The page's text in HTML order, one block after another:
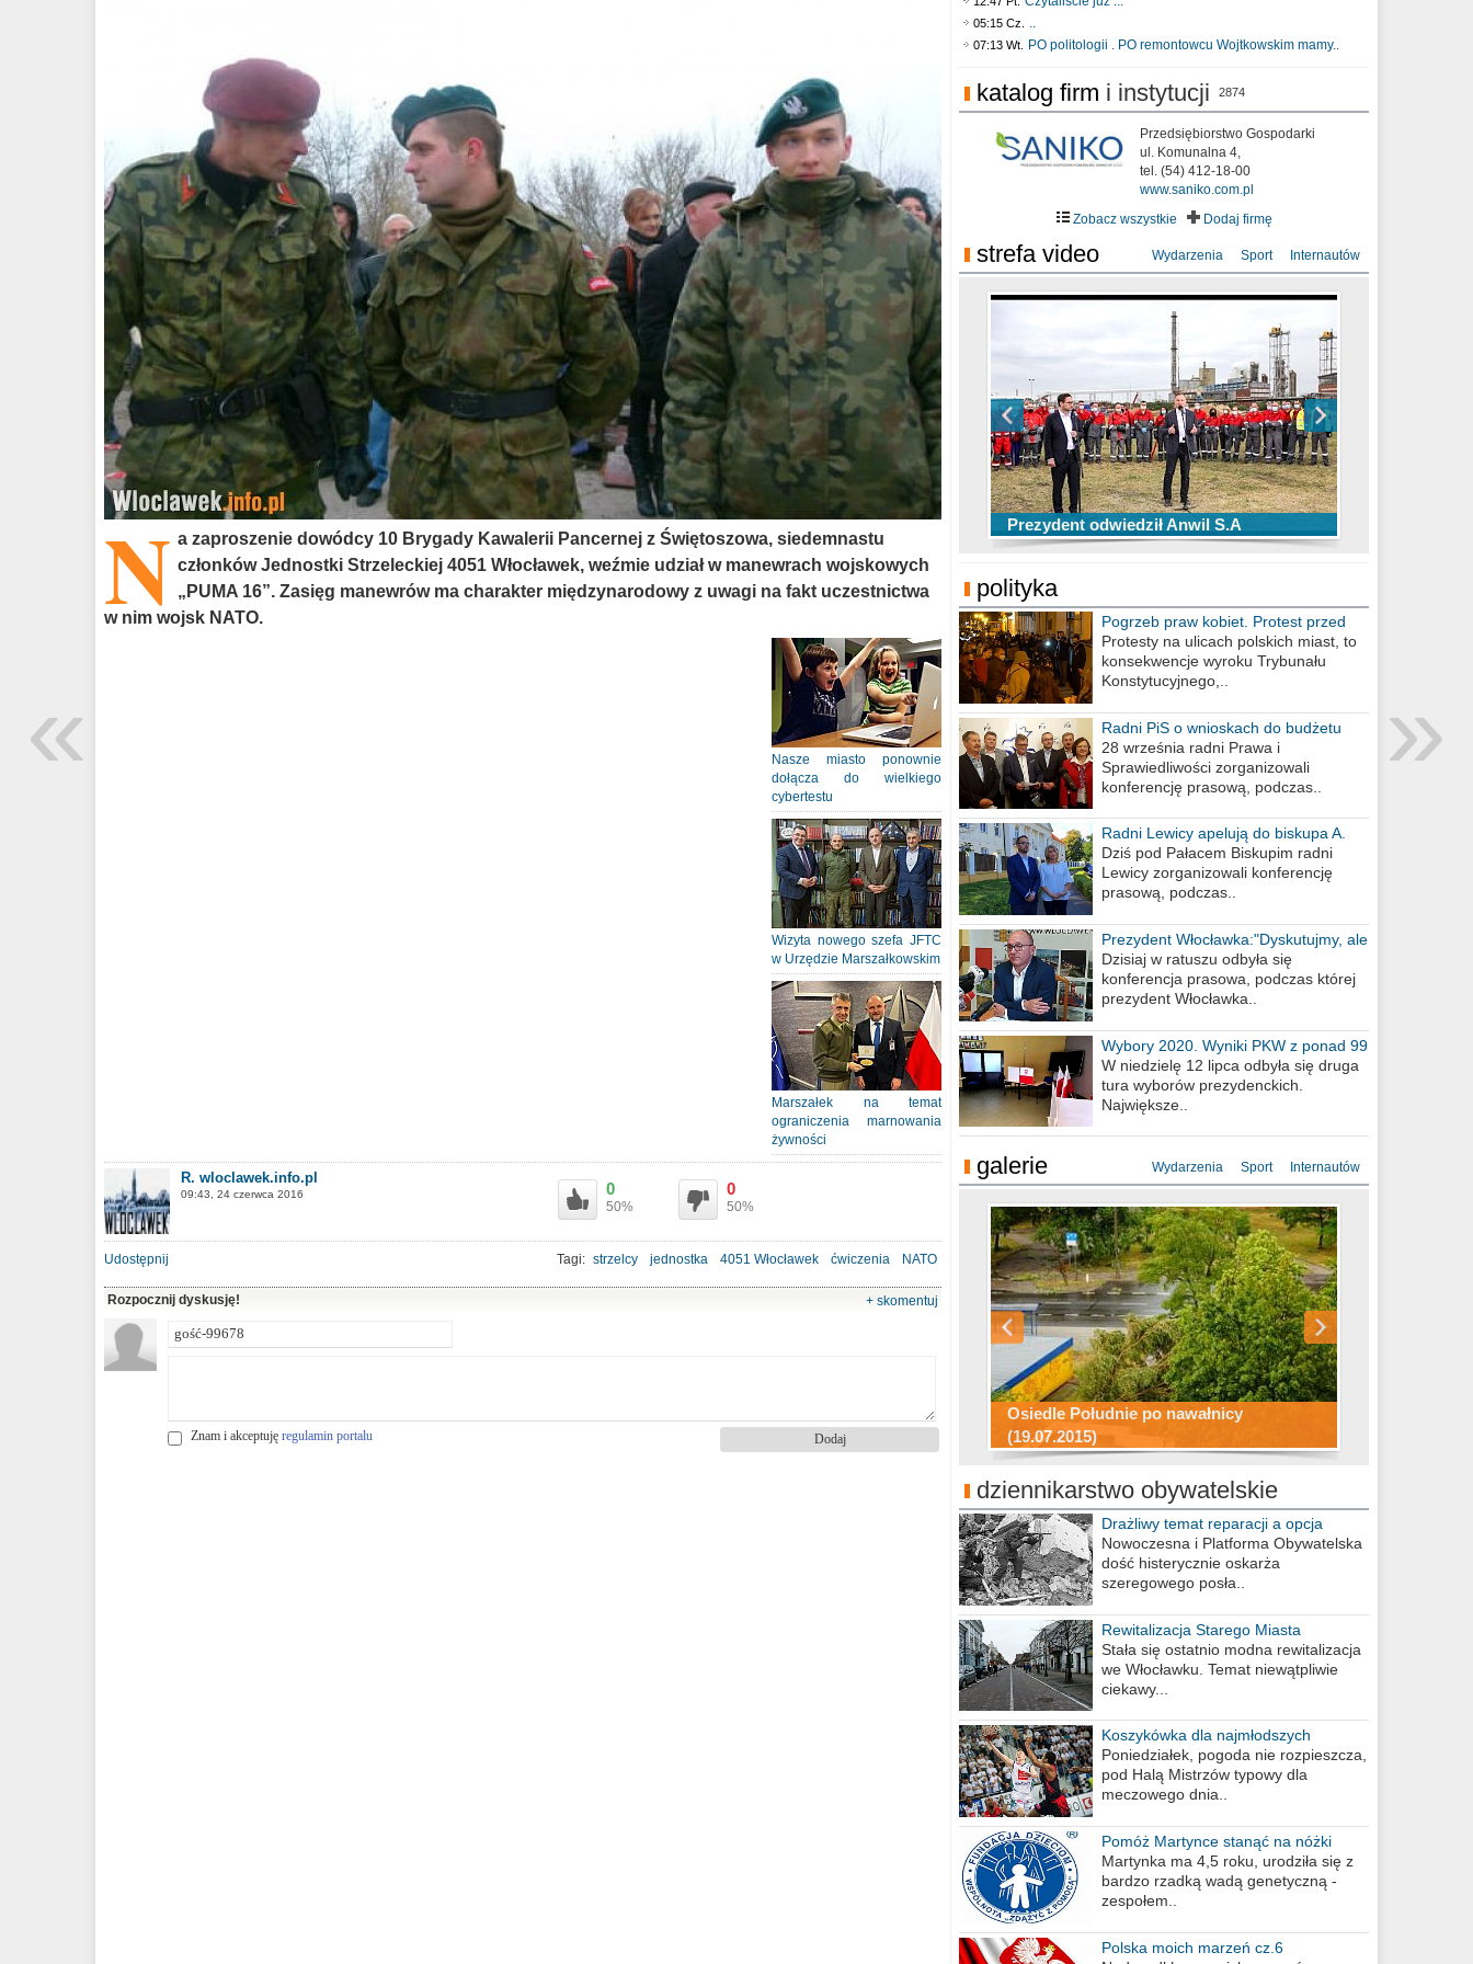
N a zaproszenie dowódcy 10 Brygady Kawalerii Pancernej z Świętoszowa, siedemnastu
członków Jednostki Strzeleckiej 4051 Włocławek, weźmie udział w manewrach wojskowych
„PUMA 16”. Zasięg manewrów ma charakter międzynarodowy z uwagi na fakt uczestnictwa
w nim wojsk NATO.
Nasze miasto ponownie
dołącza do wielkiego
cybertestu
Wizyta nowego szefa JFTC
w Urzędzie Marszałkowskim
Marszałek na temat
ograniczenia marnowania
żywności
R. wloclawek.info.pl
09:43, 24 czerwca 2016 0
50%
0
50%
Udostępnij Tagi: strzelcy jednostka 4051 Włocławek ćwiczenia
NATO
Rozpocznij dyskusję!
+ skomentuj
Znam i akceptuję regulamin portalu
05:15 Cz. ..
07:13 Wt. PO politologii . PO remontowcu Wojtkowskim mamy..
katalog firm i instytucji 2874
Przedsiębiorstwo Gospodarki
ul. Komunalna 4,
tel. (54) 412-18-00
www.saniko.com.pl
Zobacz wszystkie
Dodaj firmę
strefa video Wydarzenia Sport Internautów
Prezydent odwiedził Anwil S.A
TOP 10 przechwytów Anwilu Włocławek
w EBL w sezonie 2019/2020
TOP 5 rzutów Anwilu Włocławek w BCL
w sezonie 2019/2020
Ni To Ponk - W oczach mamy strach
sixf33t .Last Year DRONE FOOTAGE
Włocławek
XXIII Sesja Rady Miasta Włocławek VIII
kadencji w dniu 09.06.2020 r.
polityka
Pogrzeb praw kobiet. Protest przed
biurem poselskim PiS
Protesty na ulicach polskich miast, to
konsekwencje wyroku Trybunału
Konstytucyjnego,..
Radni PiS o wnioskach do budżetu
miasta na 2021 rok
28 września radni Prawa i
Sprawiedliwości zorganizowali
konferencję prasową, podczas..
Radni Lewicy apelują do biskupa A.
Wiesława Meringa
Dziś pod Pałacem Biskupim radni
Lewicy zorganizowali konferencję
prasową, podczas..
Prezydent Włocławka:"Dyskutujmy, ale
nie obrażajmy się”
Dzisiaj w ratuszu odbyła się
konferencja prasowa, podczas której
prezydent Włocławka..
Wybory 2020. Wyniki PKW z ponad 99
procent obwodów
W niedzielę 12 lipca odbyła się druga
tura wyborów prezydenckich.
Największe..
galerie Wydarzenia Sport Internautów
Osiedle Południe po nawałnicy
(19.07.2015)
Wizytówka Włocławka
polowanie wigilijne 2014
Miasto kładzie się do snu .
Konkurs fotograficzny "Co to za
miejsca"
Ścieżka rowerowa w naszym mieście
dziennikarstwo obywatelskie
Drażliwy temat reparacji a opcja
berlińska
Nowoczesna i Platforma Obywatelska
dość histerycznie oskarża
szeregowego posła..
Rewitalizacja Starego Miasta
Stała się ostatnio modna rewitalizacja
we Włocławku. Temat niewątpliwie
ciekawy...
Koszykówka dla najmłodszych
Poniedziałek, pogoda nie rozpieszcza,
pod Halą Mistrzów typowy dla
meczowego dnia..
Pomóż Martynce stanąć na nóżki
Martynka ma 4,5 roku, urodziła się z
bardzo rzadką wadą genetyczną -
zespołem..
Polska moich marzeń cz.6
»
«